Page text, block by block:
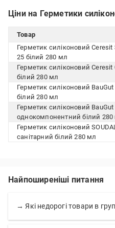
Ціни на Герметики
Товар
Герметик силіконовий Ceresit
25 білий 280 мл
Герметик силіконовий Ceresit
білий 280 мл
Герметик силіконовий
білий 280 мл
Герметик силіконовий BauGut
однокомпонентний білий
Герметик силіконовий
санітарний білий 280 мл
Найпоширеніші питання
→ Які недорогі товари в